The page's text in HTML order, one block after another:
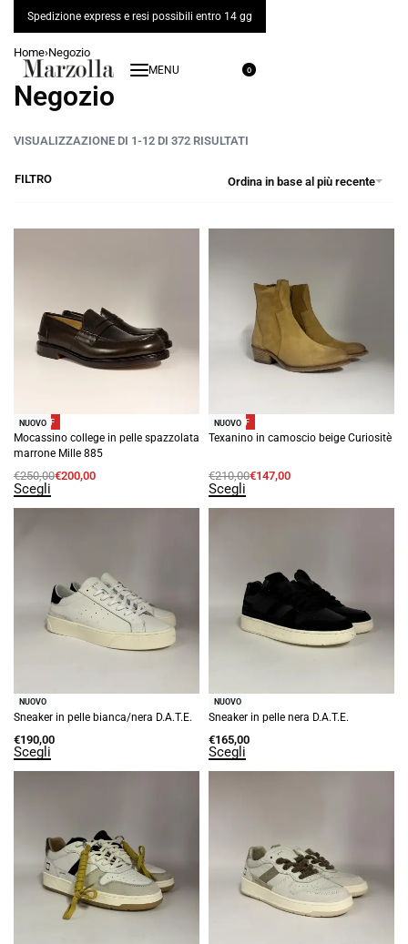
Spedizione express e resi possibili entro 14 gg
0
Home›Negozio
Negozio
VISUALIZZAZIONE DI 1-12 DI 372 RISULTATI
Ordina in base al più recente
FILTRO
-20% OFF
NUOVO
Mocassino college in pelle spazzolata
marrone Mille 885
€250,00€200,00
Scegli
-30% OFF
NUOVO
Texanino in camoscio beige Curiositè
€210,00€147,00
Scegli
NUOVO
Sneaker in pelle bianca/nera D.A.T.E.
€190,00
Scegli
NUOVO
Sneaker in pelle nera D.A.T.E.
€165,00
Scegli